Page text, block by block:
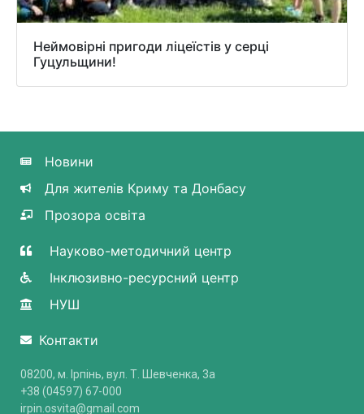
Неймовірні пригоди ліцеїстів у серці
Гуцульщини!
Новини
Для жителів Криму та Донбасу
Прозора освіта
Науково-методичний центр
Інклюзивно-ресурсний центр
НУШ
Контакти
08200, м. Ірпінь, вул. Т. Шевченка, 3a
+38 (04597) 67-000
irpin.osvita@gmail.com